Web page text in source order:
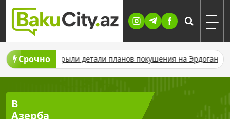
Skip
content
Срочно
раскрыли детали планов покушения на Эрдогана В
В
Азерба